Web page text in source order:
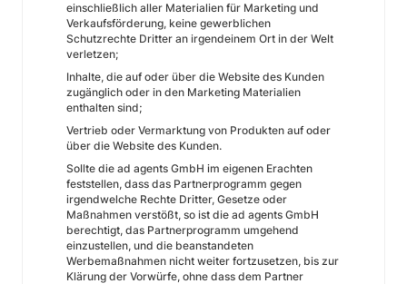
einschließlich aller Materialien für Marketing und
Verkaufsförderung, keine gewerblichen
Schutzrechte Dritter an irgendeinem Ort in der Welt
verletzen;
Inhalte, die auf oder über die Website des Kunden
zugänglich oder in den Marketing Materialien
enthalten sind;
Vertrieb oder Vermarktung von Produkten auf oder
über die Website des Kunden.
Sollte die ad agents GmbH im eigenen Erachten
feststellen, dass das Partnerprogramm gegen
irgendwelche Rechte Dritter, Gesetze oder
Maßnahmen verstößt, so ist die ad agents GmbH
berechtigt, das Partnerprogramm umgehend
einzustellen, und die beanstandeten
Werbemaßnahmen nicht weiter fortzusetzen, bis zur
Klärung der Vorwürfe, ohne dass dem Partner